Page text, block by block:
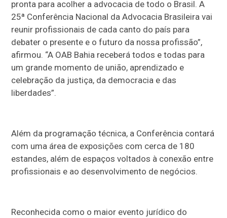
pronta para acolher a advocacia de todo o Brasil. A
25ª Conferência Nacional da Advocacia Brasileira vai
reunir profissionais de cada canto do país para
debater o presente e o futuro da nossa profissão”,
afirmou. “A OAB Bahia receberá todos e todas para
um grande momento de união, aprendizado e
celebração da justiça, da democracia e das
liberdades”.
Além da programação técnica, a Conferência contará
com uma área de exposições com cerca de 180
estandes, além de espaços voltados à conexão entre
profissionais e ao desenvolvimento de negócios.
Reconhecida como o maior evento jurídico do